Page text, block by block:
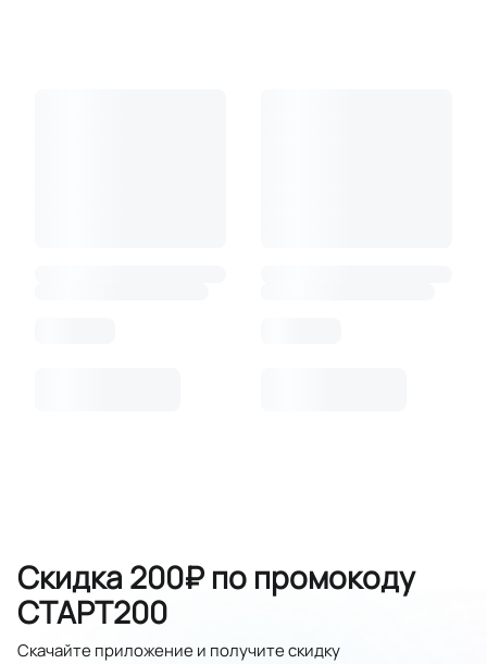
Скидка 200₽ по промокоду
СТАРТ200
Скачайте приложение и получите скидку